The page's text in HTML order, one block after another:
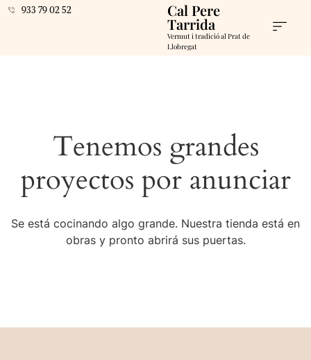
933 79 02 52 Cal Pere
Tarrida
Vermut i tradició al Prat de
Llobregat
Tenemos grandes
proyectos por anunciar
Se está cocinando algo grande. Nuestra tienda está en
obras y pronto abrirá sus puertas.